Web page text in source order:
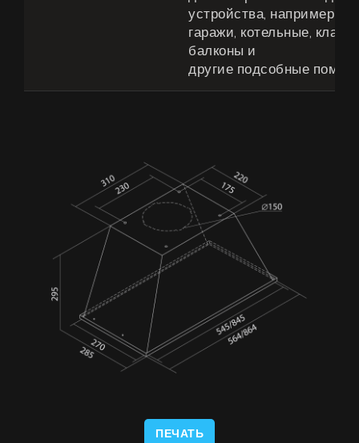
устройства, например
гаражи, котельные,
балконы и
другие подсобные
ПЕЧАТЬ